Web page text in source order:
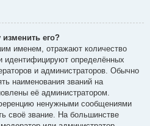
изменить его?
именем, отражают количество
идентифицируют определённых
и администраторов. Обычно
наименования званий на
её администратором.
ненужными сообщениями
своё звание. На большинстве